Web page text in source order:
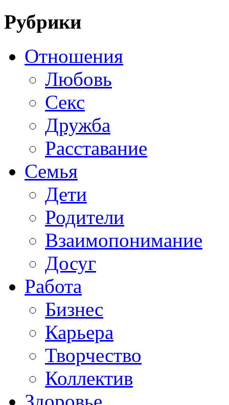
Рубрики
Отношения
Любовь
Секс
Дружба
Расставание
Семья
Дети
Родители
Взаимопонимание
Досуг
Работа
Бизнес
Карьера
Творчество
Коллектив